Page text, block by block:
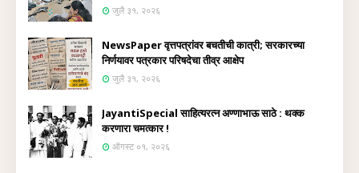
जुलै ३१, २०२६
NewsPaper वृत्तपत्रांवर बचतीची कात्री; सरकारच्या
निर्णयावर पत्रकार परिषदेचा तीव्र आक्षेप
जुलै ३१, २०२६
JayantiSpecial साहित्यरत्न अण्णाभाऊ साठे : थक्क
करणारा चमत्कार !
ऑगस्ट ०१, २०२६